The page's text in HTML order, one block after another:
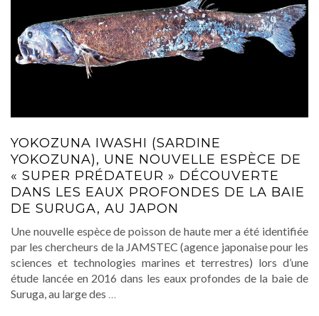
YOKOZUNA IWASHI (SARDINE
YOKOZUNA), UNE NOUVELLE ESPÈCE DE
« SUPER PRÉDATEUR » DÉCOUVERTE
DANS LES EAUX PROFONDES DE LA BAIE
DE SURUGA, AU JAPON
Une nouvelle espèce de poisson de haute mer a été identifiée
par les chercheurs de la JAMSTEC (agence japonaise pour les
sciences et technologies marines et terrestres) lors d’une
étude lancée en 2016 dans les eaux profondes de la baie de
Suruga, au large des …